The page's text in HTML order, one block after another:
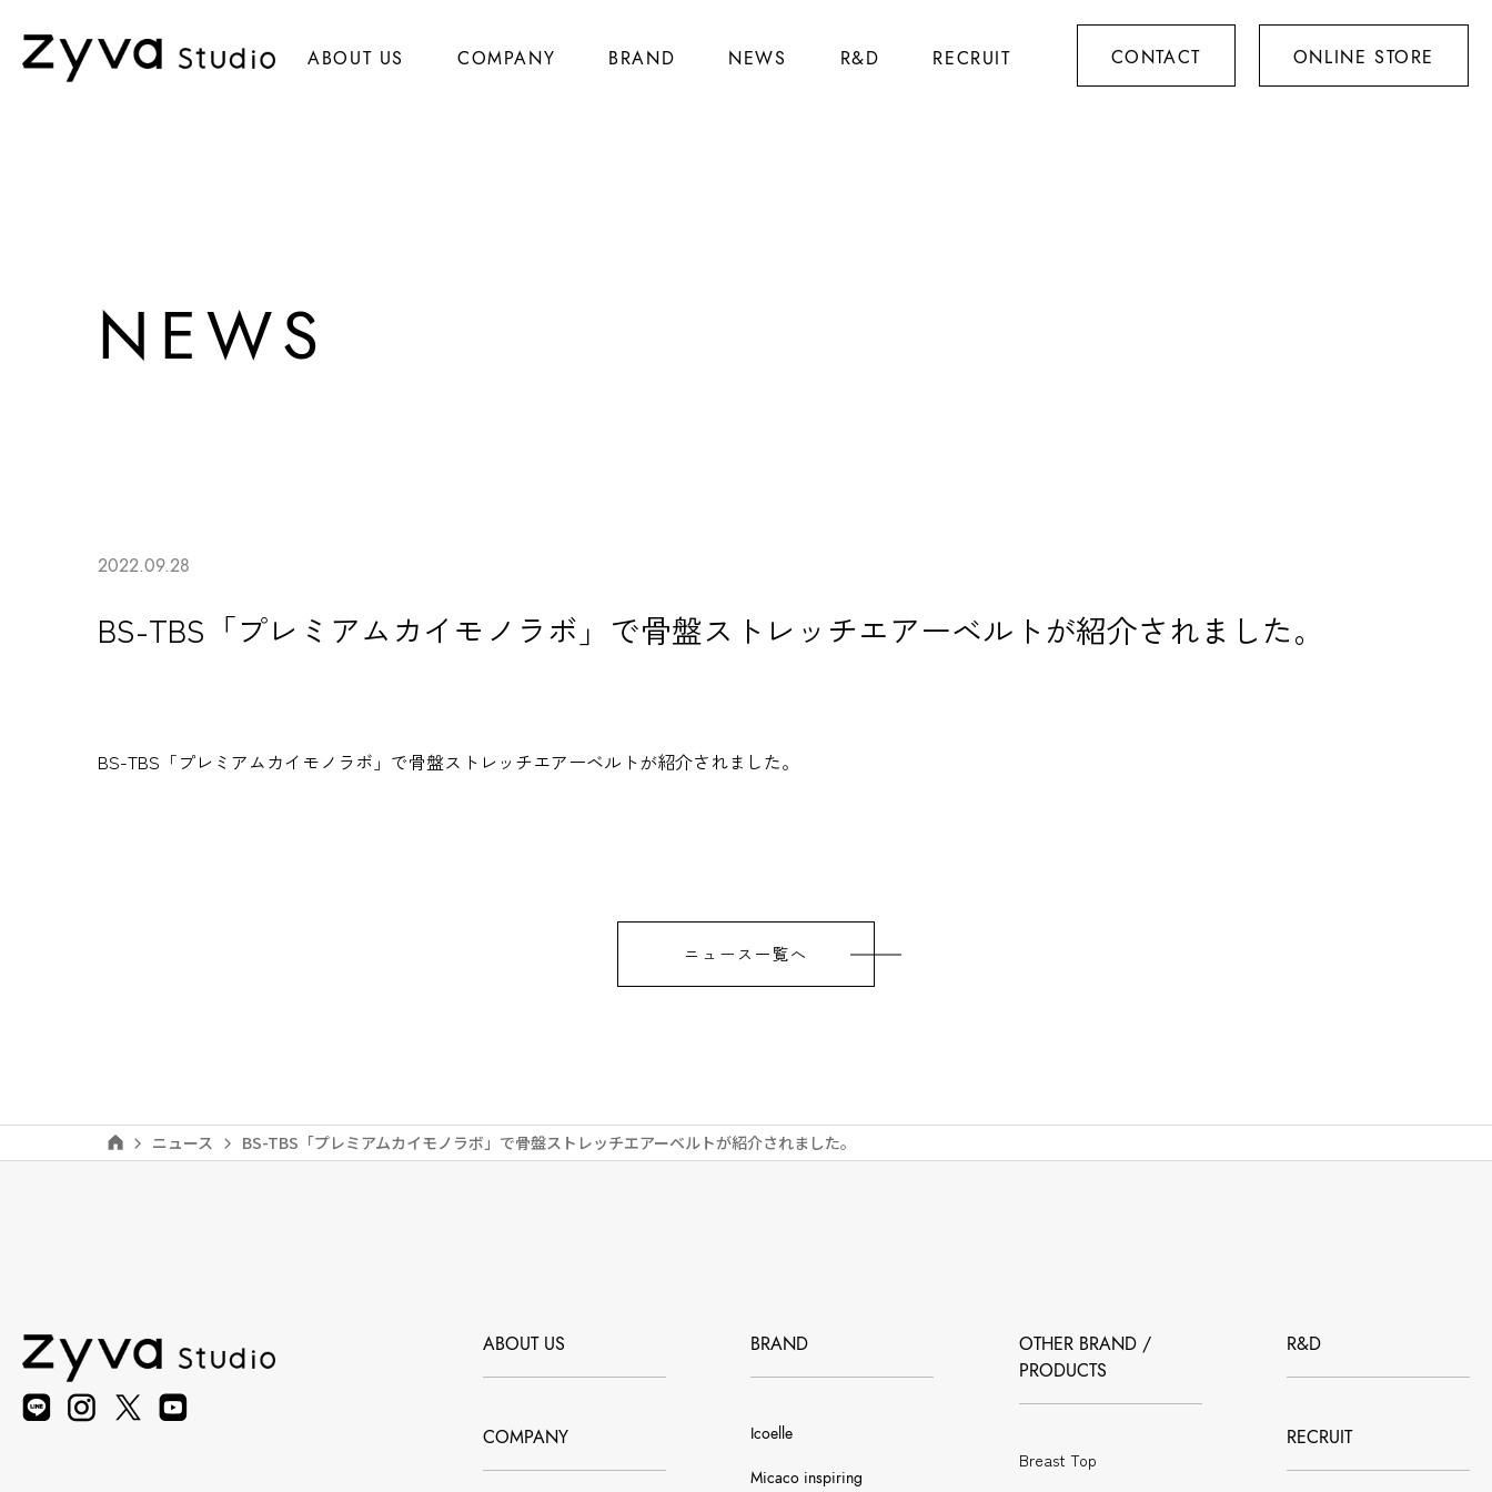
ABOUT US COMPANY BRAND NEWS R&D RECRUIT CONTACT ONLINE STORE
NEWS
2022.09.28
BS-TBS「プレミアムカイモノラボ」で骨盤ストレッチエアーベルトが紹介されました。
BS-TBS「プレミアムカイモノラボ」で骨盤ストレッチエアーベルトが紹介されました。
ニュース一覧へ
ニュース BS-TBS「プレミアムカイモノラボ」で骨盤ストレッチエアーベルトが紹介されました。
ABOUT US
COMPANY
BRAND
Icoelle
Micaco inspiring
OTHER BRAND /
PRODUCTS
Breast Top
R&D
RECRUIT